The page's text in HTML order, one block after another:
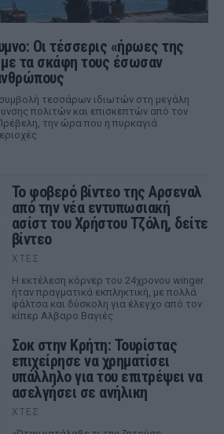
Οι τέσσερις «ήρωες της
τα σκάφη τους έσωσαν
τεσσάρων ιδιωτών στη μεγάλη
πολιτών και επισκεπτών από τον
την ώρα που η πυρκαγιά
Το φοβερό βίντεο της Αρσεναλ
από την νέα εντυπωσιακή
ασίστ του Χρήστου Τζόλη, δείτε
βίντεο
ΧΤΕΣ
Η εκτέλεση κόρνερ του 24χρονου winger
ήταν πραγματικά εκπληκτική, με πολλά
φάλτσα και δύσκολη για έλεγχο από τον
κίπερ Αλβαρο Βαγιές
Σοκ στην Κρήτη: Τουρίστας
επιχείρησε να χρηματίσει
υπάλληλο για του επιτρέψει να
ασελγήσει σε ανήλικη
ΧΤΕΣ